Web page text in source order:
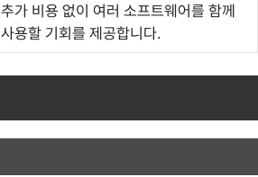
추가 비용 없이 여러 소프트웨어를 함께
사용할 기회를 제공합니다.